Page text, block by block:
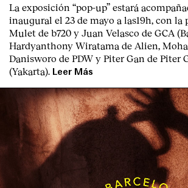
English Español Italiano
La exposición “pop-up” estará
inaugural el 23 de mayo a las19h, con la
Mulet de b720 y Juan Velasco de GCA
Hardyanthony Wiratama de Alien,
Danisworo de PDW y Piter Gan de Piter
(Yakarta). Leer Más